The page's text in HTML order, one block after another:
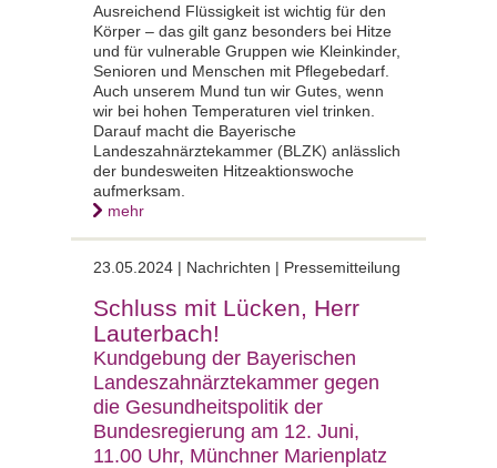
Ausreichend Flüssigkeit ist wichtig für den
Körper – das gilt ganz besonders bei Hitze
und für vulnerable Gruppen wie Kleinkinder,
Senioren und Menschen mit Pflegebedarf.
Auch unserem Mund tun wir Gutes, wenn
wir bei hohen Temperaturen viel trinken.
Darauf macht die Bayerische
Landeszahnärztekammer (BLZK) anlässlich
der bundesweiten Hitzeaktionswoche
aufmerksam.
mehr
23.05.2024 | Nachrichten | Pressemitteilung
Schluss mit Lücken, Herr
Lauterbach!
Kundgebung der Bayerischen
Landeszahnärztekammer gegen
die Gesundheitspolitik der
Bundesregierung am 12. Juni,
11.00 Uhr, Münchner Marienplatz